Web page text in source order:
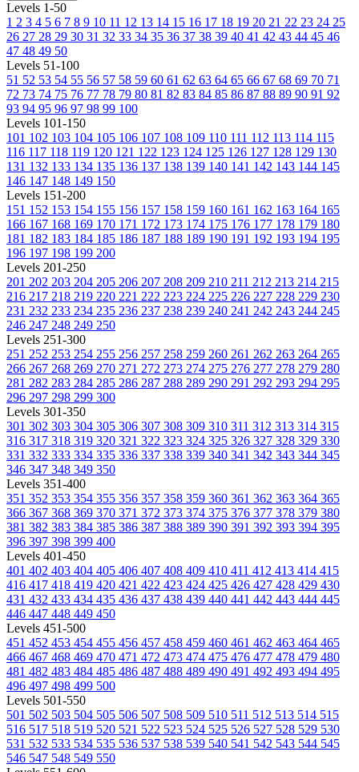
Levels 1-50
1 2 3 4 5 6 7 8 9 10 11 12 13 14 15 16 17 18 19 20 21 22 23 24 25
26 27 28 29 30 31 32 33 34 35 36 37 38 39 40 41 42 43 44 45 46
47 48 49 50
Levels 51-100
51 52 53 54 55 56 57 58 59 60 61 62 63 64 65 66 67 68 69 70 71
72 73 74 75 76 77 78 79 80 81 82 83 84 85 86 87 88 89 90 91 92
93 94 95 96 97 98 99 100
Levels 101-150
101 102 103 104 105 106 107 108 109 110 111 112 113 114 115
116 117 118 119 120 121 122 123 124 125 126 127 128 129 130
131 132 133 134 135 136 137 138 139 140 141 142 143 144 145
146 147 148 149 150
Levels 151-200
151 152 153 154 155 156 157 158 159 160 161 162 163 164 165
166 167 168 169 170 171 172 173 174 175 176 177 178 179 180
181 182 183 184 185 186 187 188 189 190 191 192 193 194 195
196 197 198 199 200
Levels 201-250
201 202 203 204 205 206 207 208 209 210 211 212 213 214 215
216 217 218 219 220 221 222 223 224 225 226 227 228 229 230
231 232 233 234 235 236 237 238 239 240 241 242 243 244 245
246 247 248 249 250
Levels 251-300
251 252 253 254 255 256 257 258 259 260 261 262 263 264 265
266 267 268 269 270 271 272 273 274 275 276 277 278 279 280
281 282 283 284 285 286 287 288 289 290 291 292 293 294 295
296 297 298 299 300
Levels 301-350
301 302 303 304 305 306 307 308 309 310 311 312 313 314 315
316 317 318 319 320 321 322 323 324 325 326 327 328 329 330
331 332 333 334 335 336 337 338 339 340 341 342 343 344 345
346 347 348 349 350
Levels 351-400
351 352 353 354 355 356 357 358 359 360 361 362 363 364 365
366 367 368 369 370 371 372 373 374 375 376 377 378 379 380
381 382 383 384 385 386 387 388 389 390 391 392 393 394 395
396 397 398 399 400
Levels 401-450
401 402 403 404 405 406 407 408 409 410 411 412 413 414 415
416 417 418 419 420 421 422 423 424 425 426 427 428 429 430
431 432 433 434 435 436 437 438 439 440 441 442 443 444 445
446 447 448 449 450
Levels 451-500
451 452 453 454 455 456 457 458 459 460 461 462 463 464 465
466 467 468 469 470 471 472 473 474 475 476 477 478 479 480
481 482 483 484 485 486 487 488 489 490 491 492 493 494 495
496 497 498 499 500
Levels 501-550
501 502 503 504 505 506 507 508 509 510 511 512 513 514 515
516 517 518 519 520 521 522 523 524 525 526 527 528 529 530
531 532 533 534 535 536 537 538 539 540 541 542 543 544 545
546 547 548 549 550